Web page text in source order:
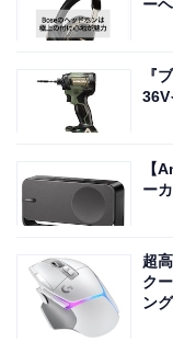
ー
『
36V
【
ー
超
ク
ン